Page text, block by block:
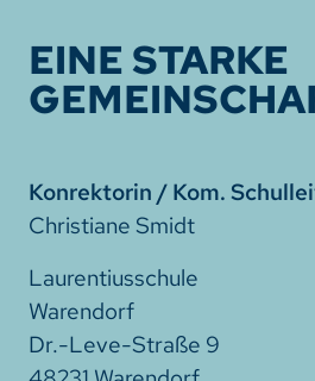
EINE STARKE
Konrektorin / Kom.
Christiane Smidt
Laurentiusschule
Warendorf
Dr.-Leve-Straße 9